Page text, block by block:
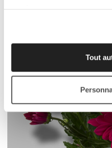
Tout